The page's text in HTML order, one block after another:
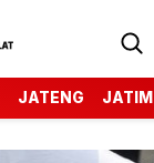
JATENG JATIM